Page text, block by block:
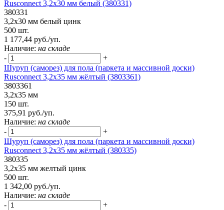
Rusconnect 3,2х30 мм белый (380331)
380331
3,2х30 мм белый цинк
500 шт.
1 177,44 руб./уп.
Наличие: на складе
-
+
Шуруп (саморез) для пола (паркета и массивной доски)
Rusconnect 3,2х35 мм жёлтый (3803361)
3803361
3,2х35 мм
150 шт.
375,91 руб./уп.
Наличие: на складе
-
+
Шуруп (саморез) для пола (паркета и массивной доски)
Rusconnect 3,2х35 мм жёлтый (380335)
380335
3,2х35 мм желтый цинк
500 шт.
1 342,00 руб./уп.
Наличие: на складе
-
+